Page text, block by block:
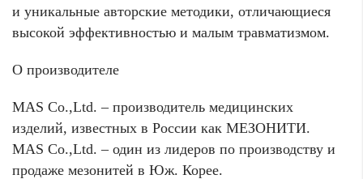
и уникальные авторские методики, отличающиеся
высокой эффективностью и малым травматизмом.
О производителе
MAS Co.,Ltd. – производитель медицинских
изделий, известных в России как МЕЗОНИТИ.
MAS Co.,Ltd. – один из лидеров по производству и
продаже мезонитей в Юж. Корее.